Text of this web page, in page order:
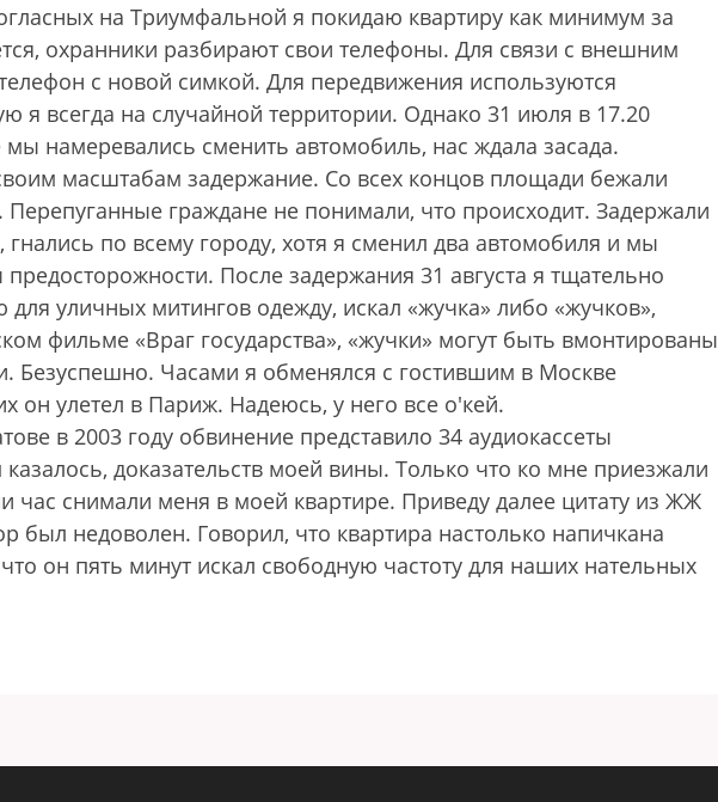
на Триумфальной я покидаю квартиру как минимум за
охранники разбирают свои телефоны. Для связи с внешним
с новой симкой. Для передвижения используются
я всегда на случайной территории. Однако 31 июля в 17.20
мы намеревались сменить автомобиль, нас ждала засада.
масштабам задержание. Со всех концов площади бежали
граждане не понимали, что происходит. Задержали
гнались по всему городу, хотя я сменил два автомобиля и мы
После задержания 31 августа я тщательно
уличных митингов одежду, искал «жучка» либо «жучков»,
фильме «Враг государства», «жучки» могут быть вмонтированы
Безуспешно. Часами я обменялся с гостившим в Москве
он улетел в Париж. Надеюсь, у него все о'кей.
в 2003 году обвинение представило 34 аудиокассеты
доказательств моей вины. Только что ко мне приезжали
час снимали меня в моей квартире. Приведу далее цитату из ЖЖ
был недоволен. Говорил, что квартира настолько напичкана
он пять минут искал свободную частоту для наших нательных